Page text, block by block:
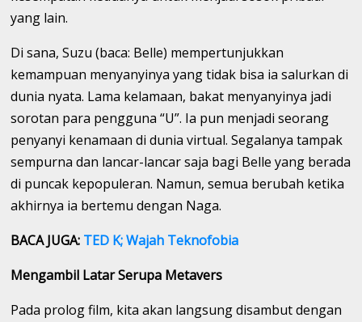
yang lain.
Di sana, Suzu (baca: Belle) mempertunjukkan
kemampuan menyanyinya yang tidak bisa ia salurkan di
dunia nyata. Lama kelamaan, bakat menyanyinya jadi
sorotan para pengguna “U”. Ia pun menjadi seorang
penyanyi kenamaan di dunia virtual. Segalanya tampak
sempurna dan lancar-lancar saja bagi Belle yang berada
di puncak kepopuleran. Namun, semua berubah ketika
akhirnya ia bertemu dengan Naga.
BACA JUGA: TED K; Wajah Teknofobia
Mengambil Latar Serupa Metavers
Pada prolog film, kita akan langsung disambut dengan